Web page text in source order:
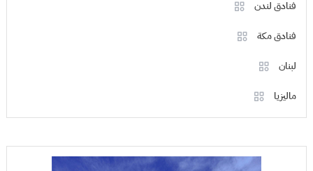
فنادق لندن
فنادق مكة
لبنان
ماليزيا